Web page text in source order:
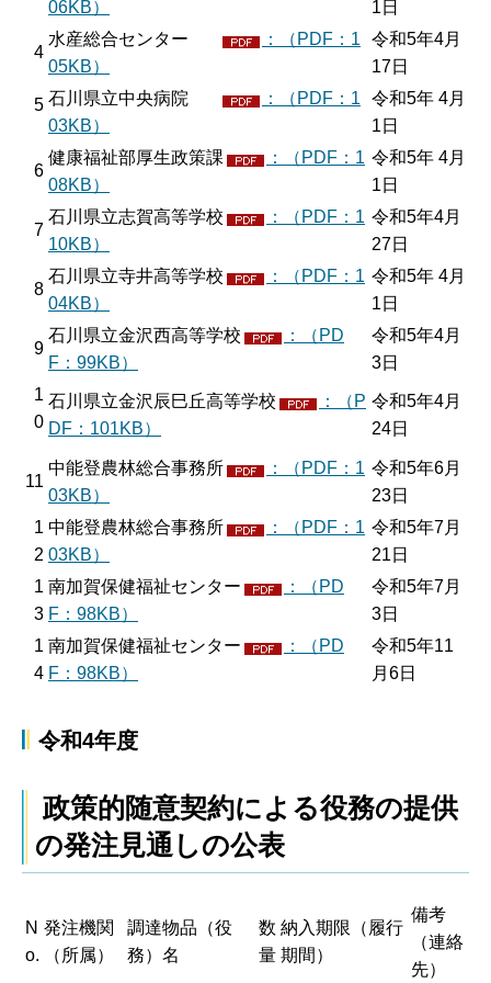
06KB）
1日
4
水産総合センター
：（PDF：1
05KB）
令和5年4月
17日
5 石川県立中央病院
：（PDF：1
03KB）
令和5年 4月
1日
6
健康福祉部厚生政策課
：（PDF：1
08KB）
令和5年 4月
1日
7
石川県立志賀高等学校
：（PDF：1
10KB）
令和5年4月
27日
8
石川県立寺井高等学校
：（PDF：1
04KB）
令和5年 4月
1日
9
石川県立金沢西高等学校
：（PD
F：99KB）
令和5年4月
3日
1
0
石川県立金沢辰巳丘高等学校
：（P
DF：101KB）
令和5年4月
24日
11
中能登農林総合事務所
：（PDF：1
03KB）
令和5年6月
23日
1
2
中能登農林総合事務所
：（PDF：1
03KB）
令和5年7月
21日
1
3
南加賀保健福祉センター
：（PD
F：98KB）
令和5年7月
3日
1
4
南加賀保健福祉センター
：（PD
F：98KB）
令和5年11
月6日
令和4年度
政策的随意契約による役務の提供
の発注見通しの公表
N
o.
発注機関
（所属）
調達物品（役
務）名
数
量
納入期限（履行
期間）
備考
（連絡
先）